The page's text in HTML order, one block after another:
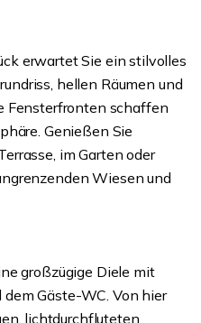
erwartet Sie ein stilvolles
hellen Räumen und
Fensterfronten schaffen
Genießen Sie
im Garten oder
Wiesen und
großzügige Diele mit
Gäste-WC. Von hier
lichtdurchfluteten